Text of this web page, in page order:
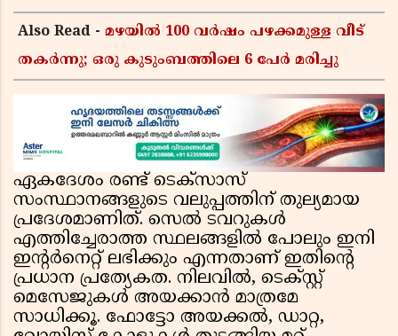
Also Read - മഴയിൽ 100 വർഷം പഴക്കമുള്ള വീട്
തകർന്നു; ഒരു കുടുംബത്തിലെ 6 പേർ മരിച്ചു
ഏകദേശം രണ്ട് ടെക്സാസ്
സംസ്ഥാനങ്ങളുടെ വലുപ്പത്തിന് തുല്യമായ
പ്രദേശമാണിത്. സെൽ ടവറുകൾ
എത്തിച്ചേരാത്ത സ്ഥലങ്ങളിൽ പോലും ഇനി
ഇൻ്റർനെറ്റ് ലഭിക്കും എന്നതാണ് ഇതിൻ്റെ
പ്രധാന പ്രത്യേകത. നിലവിൽ, ടെക്സ്റ്റ്
മെസേജുകൾ അയക്കാൻ മാത്രമേ
സാധിക്കൂ. ഫോട്ടോ അയക്കൽ, ഡാറ്റ,